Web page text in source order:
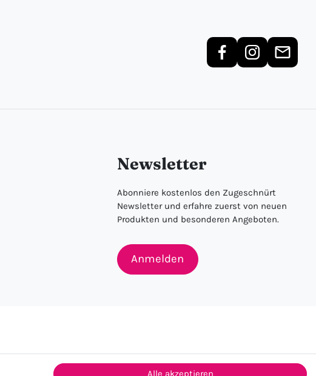
Newsletter
Abonniere kostenlos den Zugeschnürt
Newsletter und erfahre zuerst von neuen
Produkten und besonderen Angeboten.
Anmelden
Alle akzeptieren